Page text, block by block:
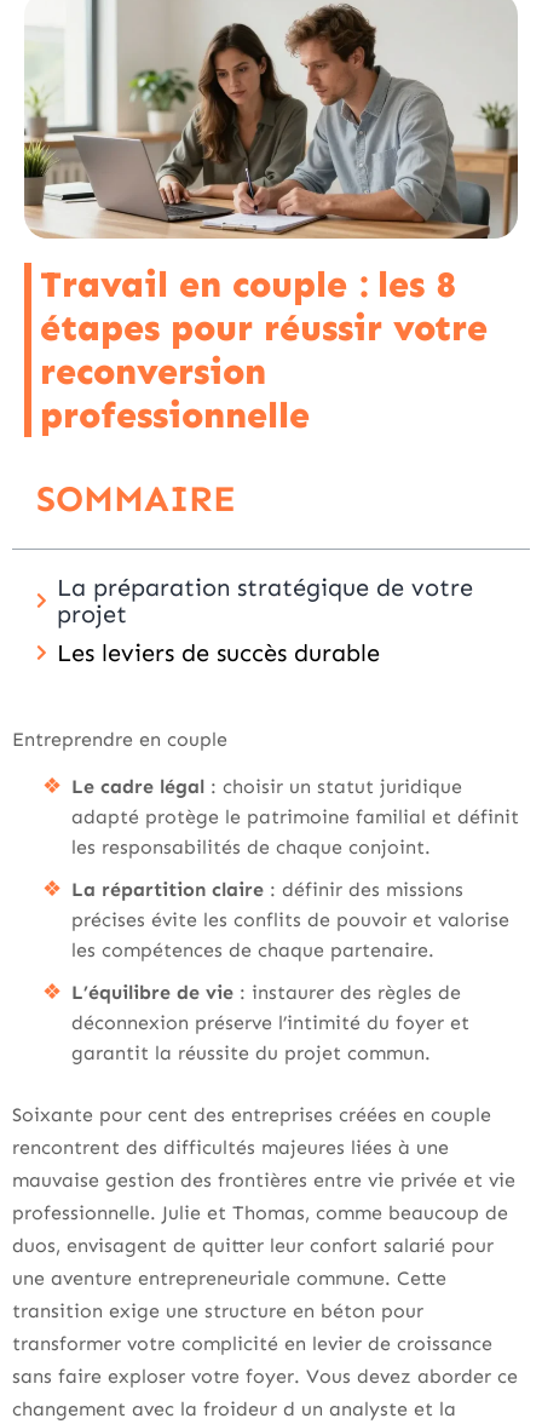
Travail en couple : les 8
étapes pour réussir votre
reconversion
professionnelle
SOMMAIRE
La préparation stratégique de votre
projet
Les leviers de succès durable
Entreprendre en couple
Le cadre légal : choisir un statut juridique
adapté protège le patrimoine familial et définit
les responsabilités de chaque conjoint.
La répartition claire : définir des missions
précises évite les conflits de pouvoir et valorise
les compétences de chaque partenaire.
L’équilibre de vie : instaurer des règles de
déconnexion préserve l’intimité du foyer et
garantit la réussite du projet commun.
Soixante pour cent des entreprises créées en couple
rencontrent des difficultés majeures liées à une
mauvaise gestion des frontières entre vie privée et vie
professionnelle. Julie et Thomas, comme beaucoup de
duos, envisagent de quitter leur confort salarié pour
une aventure entrepreneuriale commune. Cette
transition exige une structure en béton pour
transformer votre complicité en levier de croissance
sans faire exploser votre foyer. Vous devez aborder ce
changement avec la froideur d un analyste et la